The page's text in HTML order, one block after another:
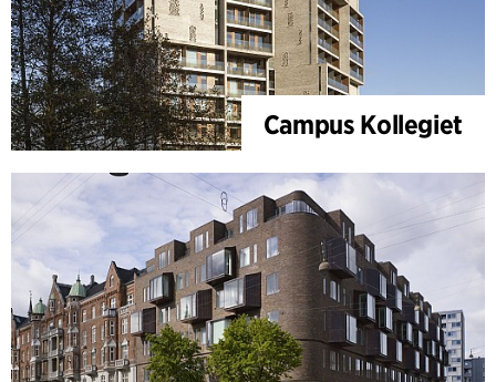
Campus Kollegiet